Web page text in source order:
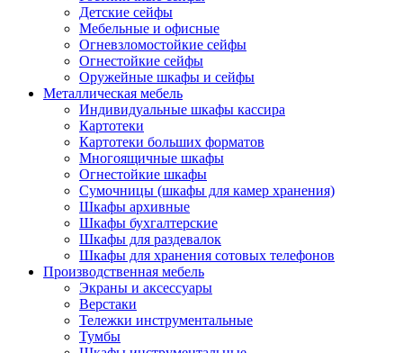
Детские сейфы
Мебельные и офисные
Огневзломостойкие сейфы
Огнестойкие сейфы
Оружейные шкафы и сейфы
Металлическая мебель
Индивидуальные шкафы кассира
Картотеки
Картотеки больших форматов
Многоящичные шкафы
Огнестойкие шкафы
Сумочницы (шкафы для камер хранения)
Шкафы архивные
Шкафы бухгалтерские
Шкафы для раздевалок
Шкафы для хранения сотовых телефонов
Производственная мебель
Экраны и аксессуары
Верстаки
Тележки инструментальные
Тумбы